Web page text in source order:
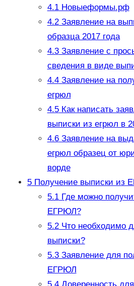
4.1Новыеформы.рф
4.2Заявление на
образца 2017 года
4.3Заявление с
сведения в виде
4.4Заявление на
егрюл
4.5Как написать
выписки из егрюл в
4.6Заявление на
егрюл образец от
ворде
5Получение выписки из
5.1Где можно
ЕГРЮЛ?
5.2Что необходимо
выписки?
5.3Заявление для
ЕГРЮЛ